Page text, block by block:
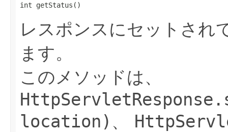
int getStatus()
レスポンスにセットされ
ます。
このメソッドは、
location) 、